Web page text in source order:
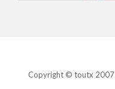
Copyright © toutx